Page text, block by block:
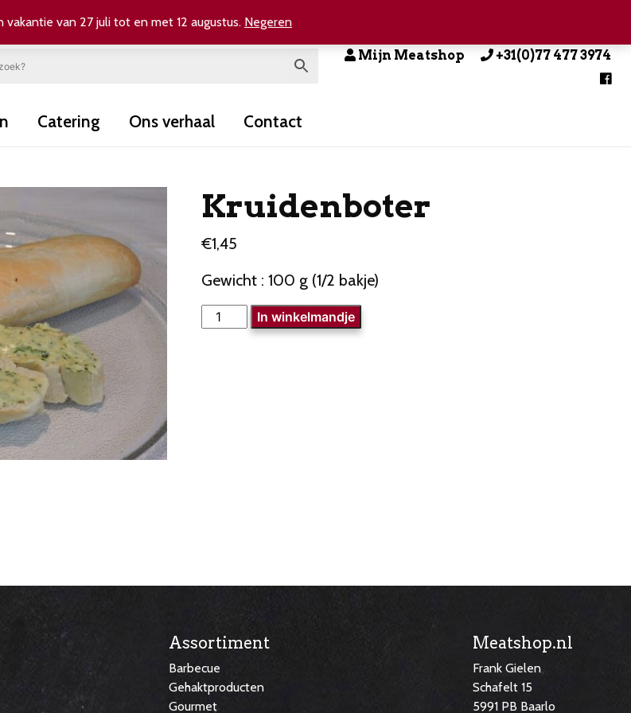
Mijn Meatshop +31(0)77 477 3974
Catering Ons verhaal Contact
Kruidenboter
€1,45
Gewicht : 100 g (1/2 bakje)
Kruidenboter
aantal
In winkelmandje
Assortiment
Barbecue
Gehaktproducten
Gourmet
Meatshop.nl
Frank Gielen
Schafelt 15
5991 PB Baarlo
vakantie van 27 juli tot en met 12 augustus. Negeren